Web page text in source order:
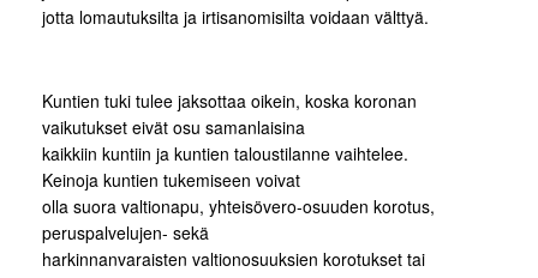
jotta lomautuksilta ja irtisanomisilta voidaan välttyä.
Kuntien tuki tulee jaksottaa oikein, koska koronan
vaikutukset eivät osu samanlaisina
kaikkiin kuntiin ja kuntien taloustilanne vaihtelee.
Keinoja kuntien tukemiseen voivat
olla suora valtionapu, yhteisövero-osuuden korotus,
peruspalvelujen- sekä
harkinnanvaraisten valtionosuuksien korotukset tai